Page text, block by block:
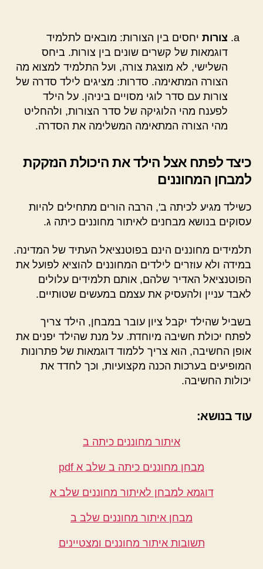
צורות יחסים בין הצורות: מובאים לתלמיד
דוגמאות של קשרים שונים בין צורות. ביחס
השלישי, לא מוצגת צורה, ועל התלמיד למצוא מה
הצורה המתאימה. סדרות: מציגים לילד סדרה של
צורות עם סדר לוגי מסויים ביניהן. על הילד
לפענח מהי הלוגיקה של סדר הצורות, ולהחליט
מהי הצורה המתאימה המשלימה את הסדרה.
כיצד לפתח אצל הילד את היכולת הנזקקת
למבחן המחוננים
כשילד מגיע לכיתה ב', הרבה הורים מתחילים להיות
עסוקים בנושא מבחנים לאיתור מחוננים כיתה ג.
תלמידים מחוננים הינם בפוטנציאל העתיד של המדינה.
במידה ולא עוזרים לילדים המחוננים להוציא לפועל את
הפוטנציאל האדיר שלהם, אותם תלמידים עלולים
לאבד עניין ולהעסיק את עצמם במעשים שטותיים.
בשביל שהילד יקבל ציון עובר במבחן, הילד צריך
לפתח יכולת חשיבה מיוחדת. על מנת שהילד יפנים את
אופן החשיבה, הוא צריך ללמוד דוגמאות של פתרונות
המופיעים בערכות הכנה מקצועיות, וכך לחדד את
יכולות החשיבה.
עוד בנושא:
איתור מחוננים כיתה ב
מבחן מחוננים כיתה ב שלב א pdf
דוגמא למבחן לאיתור מחוננים שלב א
מבחן איתור מחוננים שלב ב
תשובות איתור מחוננים ומצטיינים